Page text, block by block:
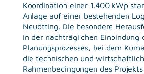
Koordination einer 1.400 kWp
Anlage auf einer bestehenden
Neuötting. Die besondere
in der nachträglichen Einbindung
Planungsprozesses, bei dem
die technischen und
Rahmenbedingungen des